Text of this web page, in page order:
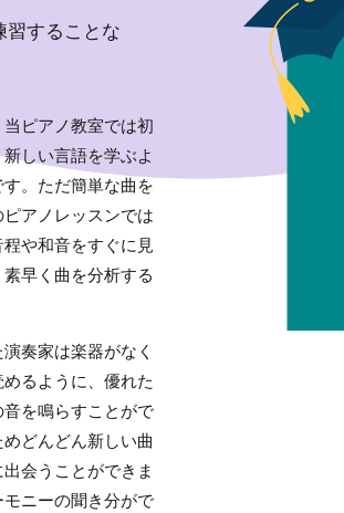
習することな
ピアノ教室では初
しい言語を学ぶよ
。ただ簡単な曲を
アノレッスンでは
や和音をすぐに見
早く曲を分析する
奏家は楽器がなく
るように、優れた
を鳴らすことがで
どんどん新しい曲
会うことができま
ニーの聞き分がで